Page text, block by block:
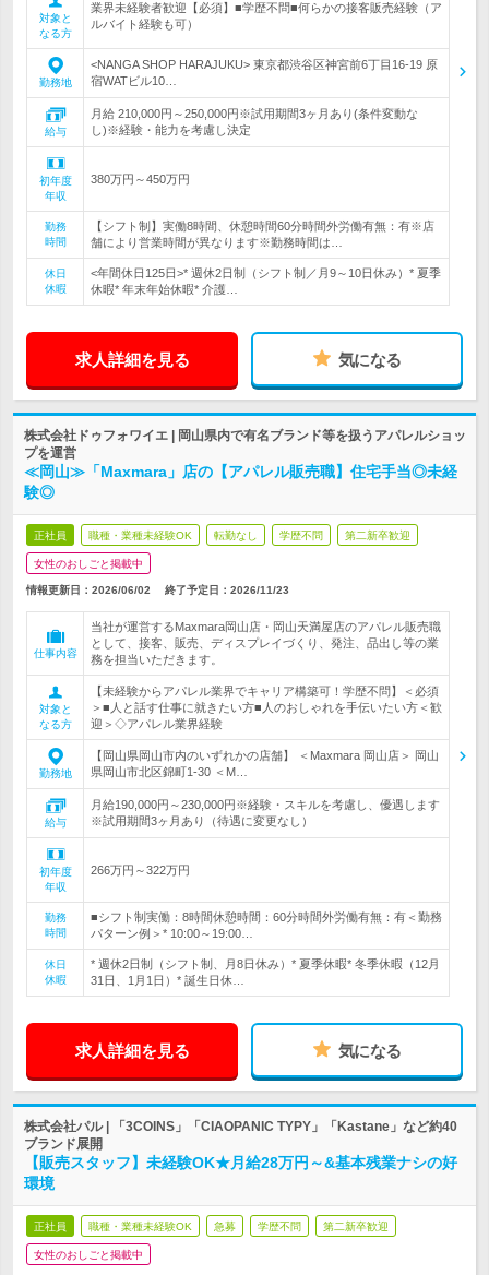
対象と
なる方
業界未経験者歓迎【必須】■学歴不問■何らかの接客販売経験（ア
ルバイト経験も可）
勤務地
<NANGA SHOP HARAJUKU> 東京都渋谷区神宮前6丁目16-19 原
宿WATビル10…
給与
月給 210,000円～250,000円※試用期間3ヶ月あり(条件変動な
し)※経験・能力を考慮し決定
初年度
年収
380万円～450万円
勤務
時間
【シフト制】実働8時間、休憩時間60分時間外労働有無：有※店
舗により営業時間が異なります※勤務時間は…
休日
休暇
<年間休日125日>* 週休2日制（シフト制／月9～10日休み）* 夏季
休暇* 年末年始休暇* 介護…
求人詳細を見る 気になる
株式会社ドゥフォワイエ | 岡山県内で有名ブランド等を扱うアパレルショッ
プを運営
≪岡山≫「Maxmara」店の【アパレル販売職】住宅手当◎未経
験◎
正社員 職種・業種未経験OK 転勤なし 学歴不問 第二新卒歓迎
女性のおしごと掲載中
情報更新日：2026/06/02 終了予定日： 2026/11/23
仕事内容
当社が運営するMaxmara岡山店・岡山天満屋店のアパレル販売職
として、接客、販売、ディスプレイづくり、発注、品出し等の業
務を担当いただきます。
対象と
なる方
【未経験からアパレル業界でキャリア構築可！学歴不問】＜必須
＞■人と話す仕事に就きたい方■人のおしゃれを手伝いたい方＜歓
迎＞◇アパレル業界経験
勤務地
【岡山県岡山市内のいずれかの店舗】 ＜Maxmara 岡山店＞ 岡山
県岡山市北区錦町1-30 ＜M…
給与
月給190,000円～230,000円※経験・スキルを考慮し、優遇します
※試用期間3ヶ月あり（待遇に変更なし）
初年度
年収
266万円～322万円
勤務
時間
■シフト制実働：8時間休憩時間：60分時間外労働有無：有＜勤務
パターン例＞* 10:00～19:00…
休日
休暇
* 週休2日制（シフト制、月8日休み）* 夏季休暇* 冬季休暇（12月
31日、1月1日）* 誕生日休…
求人詳細を見る 気になる
株式会社パル | 「3COINS」「CIAOPANIC TYPY」「Kastane」など約40
ブランド展開
【販売スタッフ】未経験OK★月給28万円～&基本残業ナシの好
環境
正社員 職種・業種未経験OK 急募 学歴不問 第二新卒歓迎
女性のおしごと掲載中